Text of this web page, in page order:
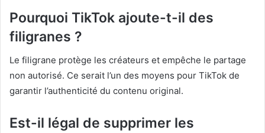
Pourquoi TikTok ajoute-t-il des
filigranes ?
Le filigrane protège les créateurs et empêche le partage
non autorisé. Ce serait l’un des moyens pour TikTok de
garantir l’authenticité du contenu original.
Est-il légal de supprimer les